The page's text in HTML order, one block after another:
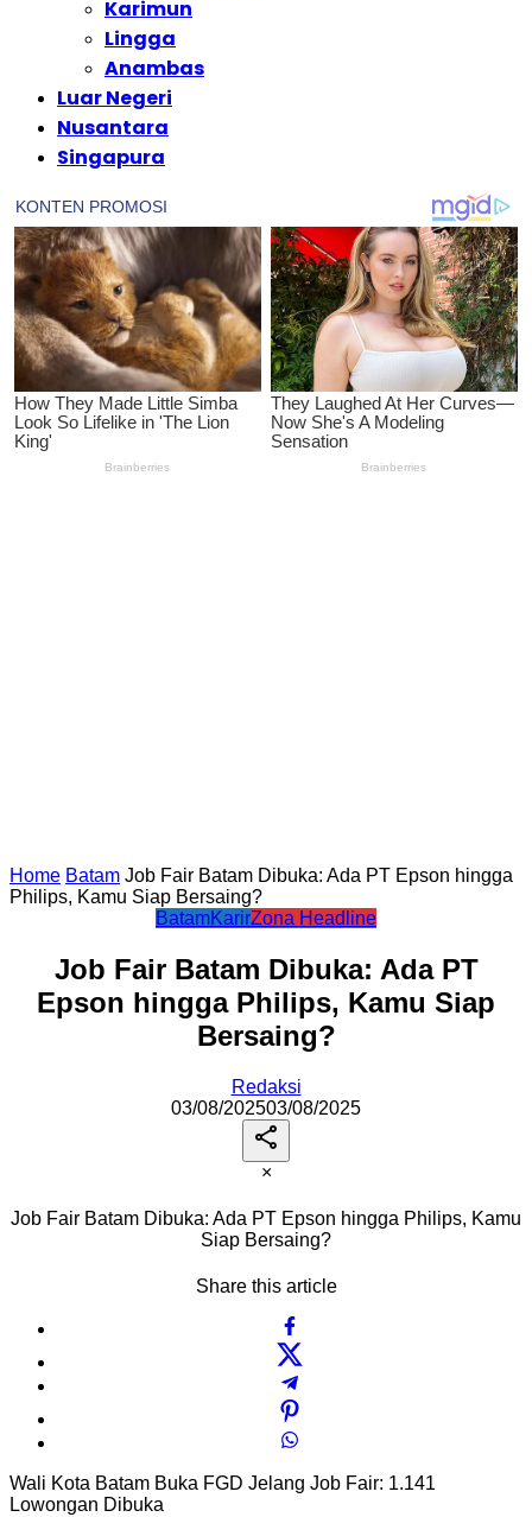
Karimun
Lingga
Anambas
Luar Negeri
Nusantara
Singapura
Home Batam Job Fair Batam Dibuka: Ada PT Epson hingga
Philips, Kamu Siap Bersaing?
BatamKarirZona Headline
Job Fair Batam Dibuka: Ada PT
Epson hingga Philips, Kamu Siap
Bersaing?
Redaksi
03/08/202503/08/2025
×
Job Fair Batam Dibuka: Ada PT Epson hingga Philips, Kamu
Siap Bersaing?
Share this article
Wali Kota Batam Buka FGD Jelang Job Fair: 1.141
Lowongan Dibuka